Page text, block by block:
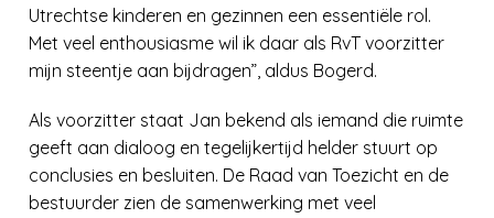
Utrechtse kinderen en gezinnen een essentiële rol.
Met veel enthousiasme wil ik daar als RvT voorzitter
mijn steentje aan bijdragen”, aldus Bogerd.
Als voorzitter staat Jan bekend als iemand die ruimte
geeft aan dialoog en tegelijkertijd helder stuurt op
conclusies en besluiten. De Raad van Toezicht en de
bestuurder zien de samenwerking met veel